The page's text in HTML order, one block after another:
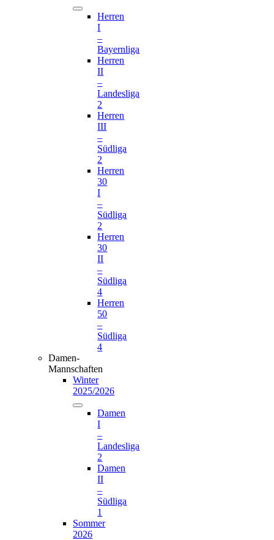
Herren
I
–
Bayernliga
Herren
II
–
Landesliga
2
Herren
III
–
Südliga
2
Herren
30
I
–
Südliga
2
Herren
30
II
–
Südliga
4
Herren
50
–
Südliga
4
Damen-
Mannschaften
Winter
2025/2026
Damen
I
–
Landesliga
2
Damen
II
–
Südliga
1
Sommer
2026